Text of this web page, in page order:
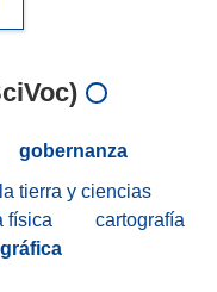
gobernanza
tierra y ciencias
física
cartografía